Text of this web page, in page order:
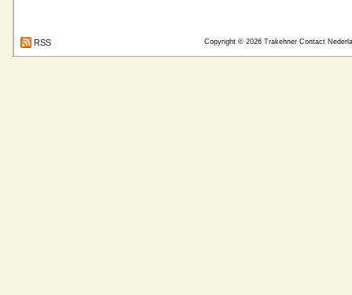
Copyright © 2026 Trakehner Contact
RSS